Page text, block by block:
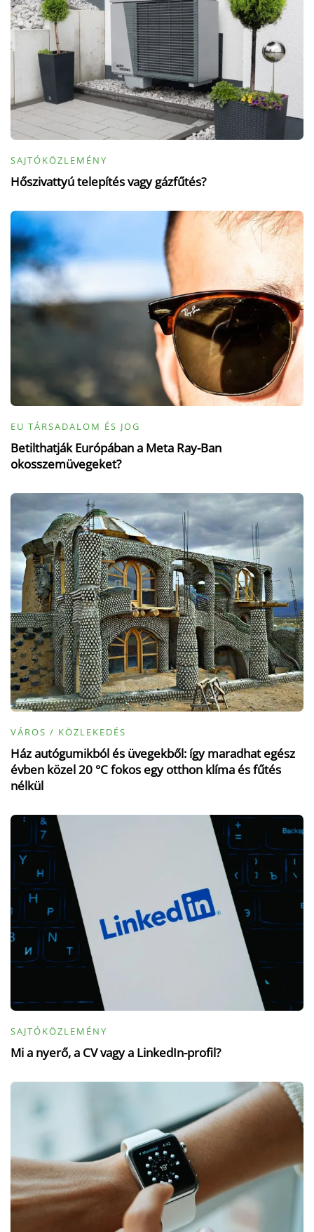
SAJTÓKÖZLEMÉNY
Hőszivattyú telepítés vagy gázfűtés?
EU TÁRSADALOM ÉS JOG
Betilthatják Európában a Meta Ray-Ban
okosszemüvegeket?
VÁROS / KÖZLEKEDÉS
Ház autógumikból és üvegekből: így maradhat egész
évben közel 20 °C fokos egy otthon klíma és fűtés
nélkül
SAJTÓKÖZLEMÉNY
Mi a nyerő, a CV vagy a LinkedIn-profil?